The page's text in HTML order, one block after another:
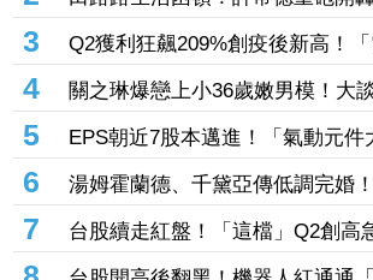
2
田路路生活困頓！許常德重砲開
長 「財務去向交代清楚」
3
Q2獲利狂飆209%創疫後新高！
H1營收飆破1577億元 股價翻紅
4
關之琳爆戀上小36歲嫩男模！
應戀情
5
EPS朝近7股本邁進！「氣動元件
毛利助攻 目標價衝1700元
6
湯姆霍蘭德、千黛亞傳低調完婚
地點 僅邀至親好友見證幸福
7
台股續走紅盤！「這檔」Q2創